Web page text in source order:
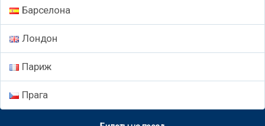
Барселона
Лондон
Париж
Прага